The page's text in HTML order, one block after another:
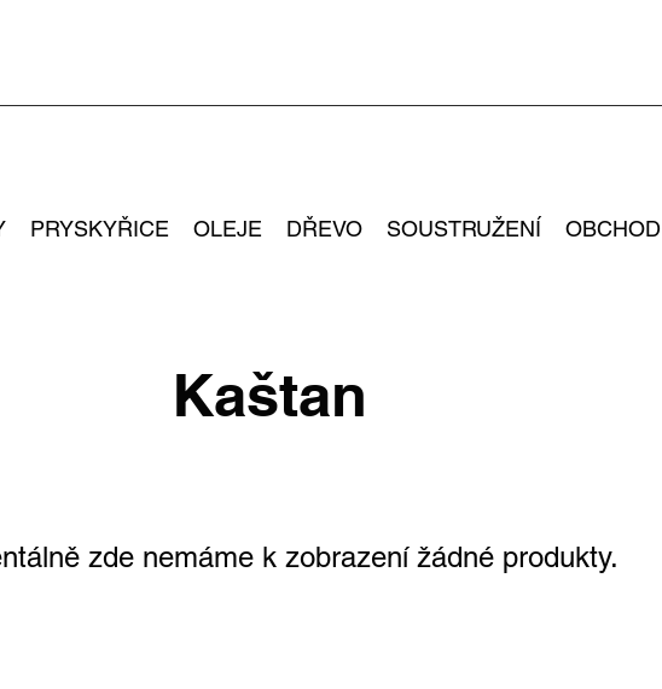
PRYSKYŘICE OLEJE DŘEVO SOUSTRUŽENÍ OBCHOD
Kaštan
zde nemáme k zobrazení žádné produkty.